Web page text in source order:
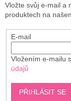
Vložte svůj e-mail a
produktech na
E-mail
Vložením e-mailu
údajů
PŘIHLÁSIT SE